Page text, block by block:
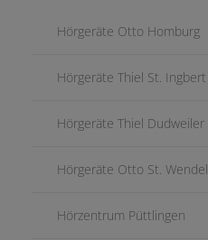
Hörgeräte Otto Homburg
Hörgeräte Thiel St. Ingbert
Hörgeräte Thiel Dudweiler
Hörgeräte Otto St. Wendel
Hörzentrum Püttlingen